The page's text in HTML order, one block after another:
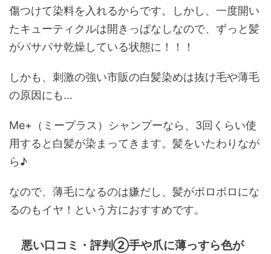
傷つけて染料を入れるからです。しかし、一度開い
たキューティクルは開きっぱなしなので、ずっと髪
がパサパサ乾燥している状態に！！！
しかも、刺激の強い市販の白髪染めは抜け毛や薄毛
の原因にも…
Me+（ミープラス）シャンプーなら、3回くらい使
用すると白髪が染まってきます。髪をいたわりなが
ら♪
なので、薄毛になるのは嫌だし、髪がボロボロにな
るのもイヤ！という方におすすめです。
悪い口コミ・評判②手や爪に薄っすら色が